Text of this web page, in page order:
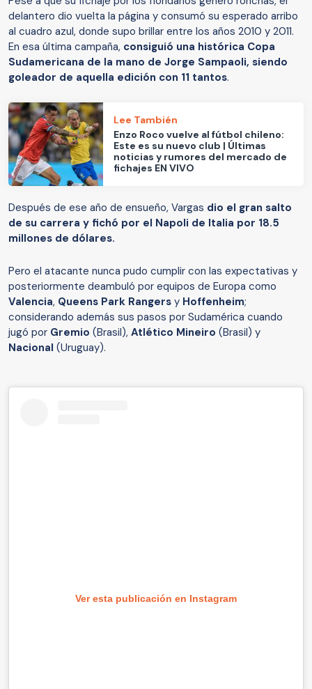
delantero dio vuelta la página y consumó su esperado arribo
al cuadro azul, donde supo brillar entre los años 2010 y 2011.
En esa última campaña, consiguió una histórica Copa
Sudamericana de la mano de Jorge Sampaoli, siendo
goleador de aquella edición con 11 tantos.
Lee También
Enzo Roco vuelve al fútbol chileno:
Este es su nuevo club | Últimas
noticias y rumores del mercado de
fichajes EN VIVO
Después de ese año de ensueño, Vargas dio el gran salto
de su carrera y fichó por el Napoli de Italia por 18.5
millones de dólares.
Pero el atacante nunca pudo cumplir con las expectativas y
posteriormente deambuló por equipos de Europa como
Valencia, Queens Park Rangers y Hoffenheim;
considerando además sus pasos por Sudamérica cuando
jugó por Gremio (Brasil), Atlético Mineiro (Brasil) y
Nacional (Uruguay).
Ver esta publicación en Instagram